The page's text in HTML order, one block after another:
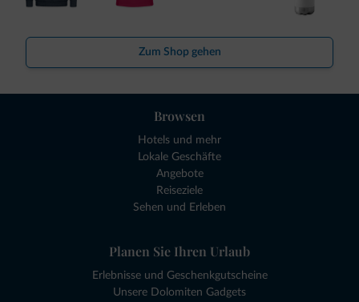
Zum Shop gehen
Browsen
Hotels und mehr
Lokale Geschäfte
Angebote
Reiseziele
Sehen und Erleben
Planen Sie Ihren Urlaub
Erlebnisse und Geschenkgutscheine
Unsere Dolomiten Gadgets